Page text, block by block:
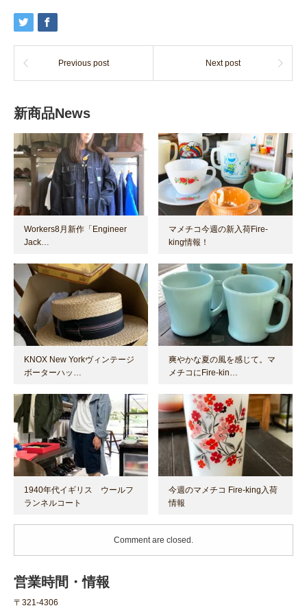
Previous post Next post
新商品News
Workers8月新作「Engineer
Jack…
マメチコ今週の新入荷Fire-
king情報！
KNOX New Yorkヴィンテージ
ボーターハッ…
爽やかな夏の風を感じて。マ
メチコにFire-kin…
1940年代イギリス ウールフ
ランネルコート
今週のマメチコ Fire-king入荷
情報
Comment are closed.
営業時間・情報
〒321-4306